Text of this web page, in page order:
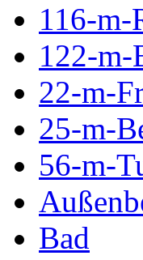
116-m-
122-m-
22-m-
25-m-
56-m-
Bad